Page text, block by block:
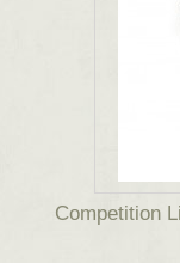
Competition